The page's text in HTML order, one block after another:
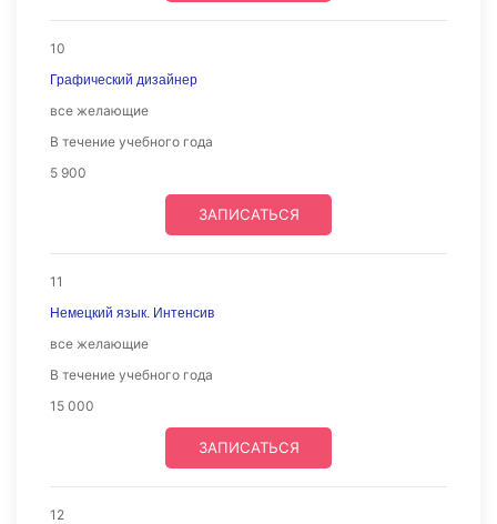
10
Графический дизайнер
все желающие
В течение учебного года
5 900
ЗАПИСАТЬСЯ
11
Немецкий язык. Интенсив
все желающие
В течение учебного года
15 000
ЗАПИСАТЬСЯ
12